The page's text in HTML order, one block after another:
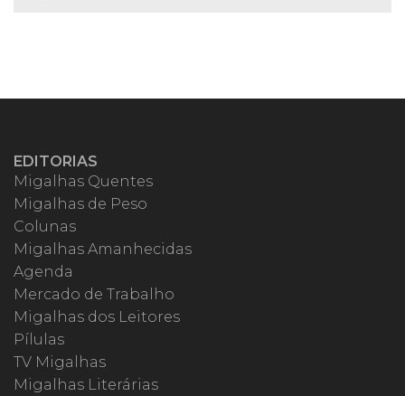
EDITORIAS
Migalhas Quentes
Migalhas de Peso
Colunas
Migalhas Amanhecidas
Agenda
Mercado de Trabalho
Migalhas dos Leitores
Pílulas
TV Migalhas
Migalhas Literárias